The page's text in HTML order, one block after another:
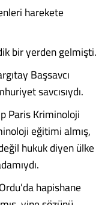
harekete
bir yerden gelmişti.
Başsavcı
savcısıydı.
Paris Kriminoloji
eğitimi almış,
hukuk diyen ülke
hapishane